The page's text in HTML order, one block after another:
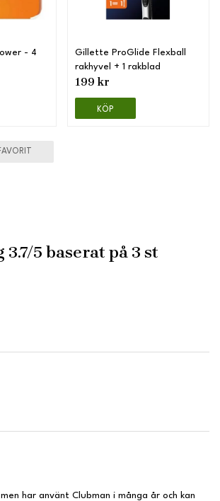
- 4
Gillette ProGlide Flexball
rakhyvel + 1 rakblad
199 kr
KÖP
3.7/5 baserat på 3 st
har använt Clubman i många år och kan